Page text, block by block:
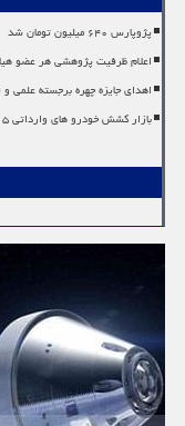
پژوپارس ۶۴۰ میلیون تومان شد
اعلام ظرفیت پژوهشی هر عضو
اهدای جایزه چهره برجسته علمی
بازار کشش خودرو های وارداتی ۵ تا ۱۰ میلیارد تومانی را ندارد